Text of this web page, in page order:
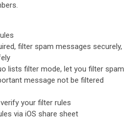
filter spam messages securely,
lists filter mode, let you filter spam
message not be filtered
your filter rules
via iOS share sheet